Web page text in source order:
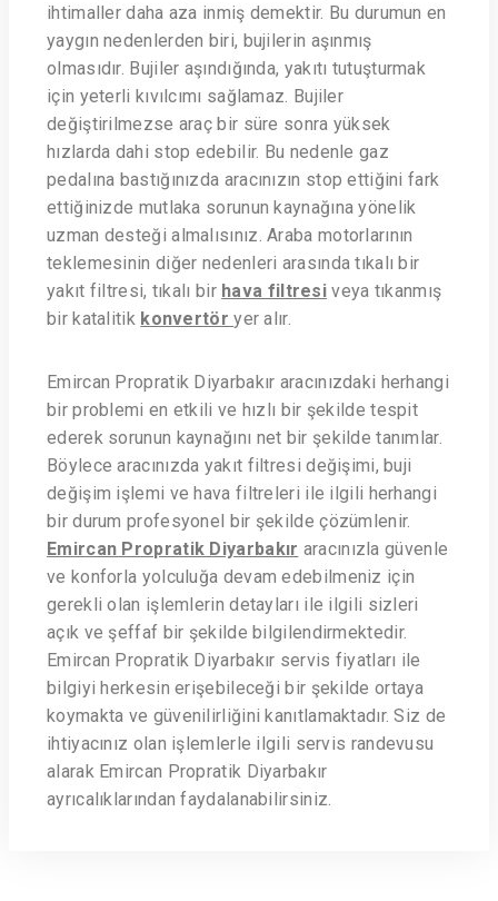
ihtimaller daha aza inmiş demektir. Bu durumun en
yaygın nedenlerden biri, bujilerin aşınmış
olmasıdır. Bujiler aşındığında, yakıtı tutuşturmak
için yeterli kıvılcımı sağlamaz. Bujiler
değiştirilmezse araç bir süre sonra yüksek
hızlarda dahi stop edebilir. Bu nedenle gaz
pedalına bastığınızda aracınızın stop ettiğini fark
ettiğinizde mutlaka sorunun kaynağına yönelik
uzman desteği almalısınız. Araba motorlarının
teklemesinin diğer nedenleri arasında tıkalı bir
yakıt filtresi, tıkalı bir hava filtresi veya tıkanmış
bir katalitik konvertöryer alır.
Emircan Propratik Diyarbakır aracınızdaki herhangi
bir problemi en etkili ve hızlı bir şekilde tespit
ederek sorunun kaynağını net bir şekilde tanımlar.
Böylece aracınızda yakıt filtresi değişimi, buji
değişim işlemi ve hava filtreleri ile ilgili herhangi
bir durum profesyonel bir şekilde çözümlenir.
Emircan Propratik Diyarbakır aracınızla güvenle
ve konforla yolculuğa devam edebilmeniz için
gerekli olan işlemlerin detayları ile ilgili sizleri
açık ve şeffaf bir şekilde bilgilendirmektedir.
Emircan Propratik Diyarbakır servis fiyatları ile
bilgiyi herkesin erişebileceği bir şekilde ortaya
koymakta ve güvenilirliğini kanıtlamaktadır. Siz de
ihtiyacınız olan işlemlerle ilgili servis randevusu
alarak Emircan Propratik Diyarbakır
ayrıcalıklarından faydalanabilirsiniz.